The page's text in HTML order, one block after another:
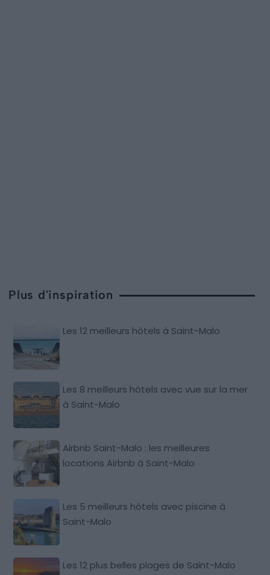
Plus d'inspiration
Les 12 meilleurs hôtels à Saint-Malo
Les 8 meilleurs hôtels avec vue sur la mer
à Saint-Malo
Airbnb Saint-Malo : les meilleures
locations Airbnb à Saint-Malo
Les 5 meilleurs hôtels avec piscine à
Saint-Malo
Les 12 plus belles plages de Saint-Malo